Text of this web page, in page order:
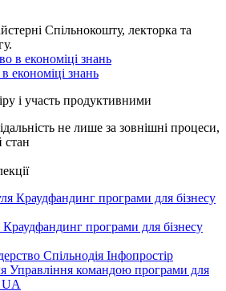
Спільнокошту, лекторка та
економіці знань
і участь продуктивними
не лише за зовнішні процеси,
стан
програми для бізнесу
Спільнодія Інфопростір